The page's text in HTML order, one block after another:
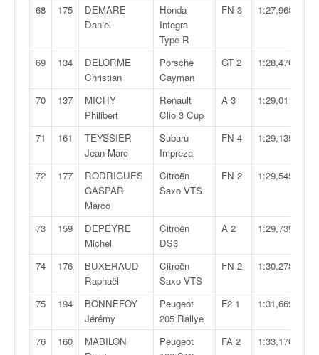
68 175
DEMARE
Daniel
Honda
Integra
Type R
FN 3 1:27,968
69 134
DELORME
Christian
Porsche
Cayman
GT 2 1:28,470
70 137
MICHY
Philibert
Renault
Clio 3 Cup
A 3 1:29,011
71 161
TEYSSIER
Jean-Marc
Subaru
Impreza
FN 4 1:29,135
72 177
RODRIGUES
GASPAR
Marco
Citroën
Saxo VTS
FN 2 1:29,545
73 159
DEPEYRE
Michel
Citroën
DS3
A 2 1:29,739
74 176
BUXERAUD
Raphaël
Citroën
Saxo VTS
FN 2 1:30,278
75 194
BONNEFOY
Jérémy
Peugeot
205 Rallye
F2 1 1:31,669
76 160
MABILON
Peugeot
FA 2 1:33,170